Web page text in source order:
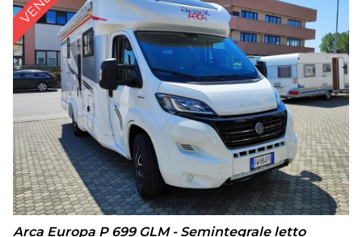
Arca Europa P 699 GLM - Semintegrale letto